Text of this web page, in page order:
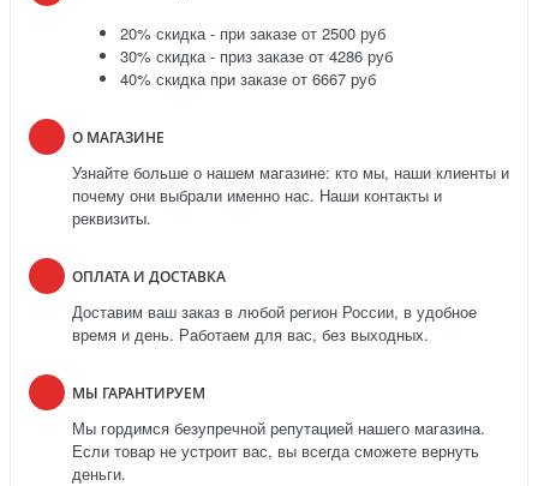
20% скидка - при заказе от 2500 руб
30% скидка - приз заказе от 4286 руб
40% скидка при заказе от 6667 руб
О МАГАЗИНЕ
Узнайте больше о нашем магазине: кто мы, наши клиенты и
почему они выбрали именно нас. Наши контакты и
реквизиты.
ОПЛАТА И ДОСТАВКА
Доставим ваш заказ в любой регион России, в удобное
время и день. Работаем для вас, без выходных.
МЫ ГАРАНТИРУЕМ
Мы гордимся безупречной репутацией нашего магазина.
Если товар не устроит вас, вы всегда сможете вернуть
деньги.